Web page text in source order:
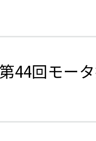
44回モー